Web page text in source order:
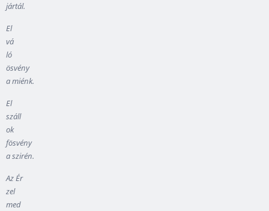
jártál.
El
vá
ló
ösvény
a miénk.
El
száll
ok
fösvény
a szirén.
Az Ér
zel
med